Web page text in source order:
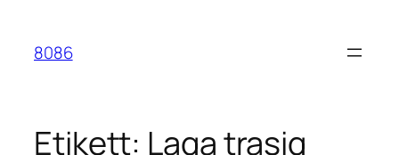
innehåll
8086
Etikett: Laga trasig